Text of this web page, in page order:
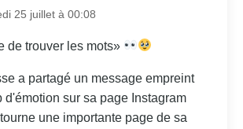
25 juillet à 00:08
de trouver les mots»
a partagé un message empreint
d'émotion sur sa page Instagram
une importante page de sa